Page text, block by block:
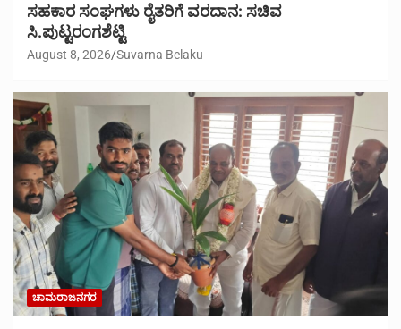
ಸಹಕಾರ ಸಂಘಗಳು ರೈತರಿಗೆ ವರದಾನ: ಸಚಿವ
ಸಿ.ಪುಟ್ಟರಂಗಶೆಟ್ಟಿ
August 8, 2026 Suvarna Belaku
ಚಾಮರಾಜನಗರ